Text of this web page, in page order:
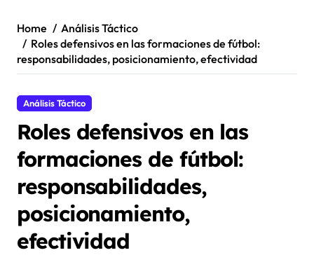
Home
Análisis Táctico
Roles defensivos en las formaciones de fútbol:
responsabilidades, posicionamiento, efectividad
Análisis Táctico
Roles defensivos en las
formaciones de fútbol:
responsabilidades,
posicionamiento,
efectividad